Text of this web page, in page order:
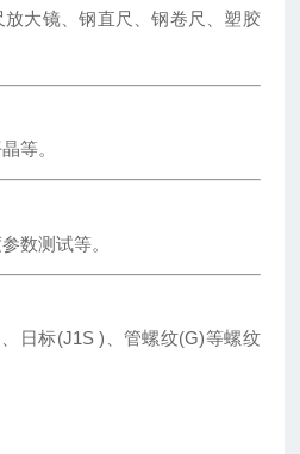
大镜、钢直尺、钢卷尺、塑胶
等。
数测试等。
日标(J1S )、管螺纹(G)等螺纹